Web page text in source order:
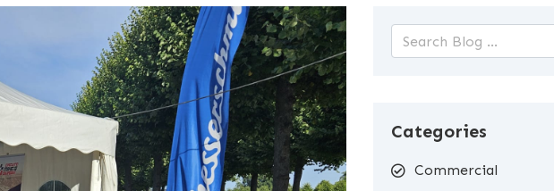
Categories
Commercial